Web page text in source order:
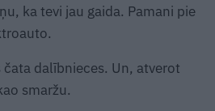
ka tevi jau gaida. Pamani pie
čata dalībnieces. Un, atverot
smaržu.